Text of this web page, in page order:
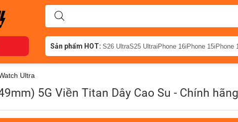
Sản phẩm HOT: S26 UltraS25 UltraiPhone 16iPhone 15iPhone
Ultra
5G Viền Titan Dây Cao Su - Chính